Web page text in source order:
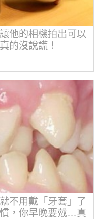
他的相機拍出可以
的沒說謊！
不用戴「牙套」了
，你早晚要戴…真